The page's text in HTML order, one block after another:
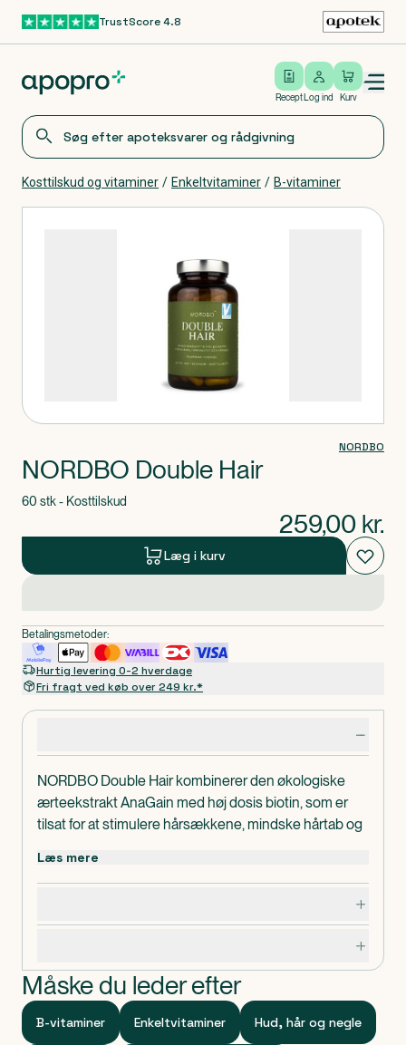
Gå til hovedindholdTrustScore 4.8
Recept
Log ind
Log ind Kurv
Open/close menu
Kosttilskud og vitaminer / Enkeltvitaminer / B-vitaminer
NORDBO Double Hair kombinerer den økologiske
ærteekstrakt AnaGain med høj dosis biotin, som er
tilsat for at stimulere hårsækkene, mindske hårtab og
AnaGain ekstraheres af artiskok. Biotin bidrager til at
bibeholde normalt hår.
Vær opmærksom på
Kosttilskud bør ikke træde i stedet for en varieret kost.
Klassificeret som
Læs mere
Måske du leder efter
B-vitaminer Enkeltvitaminer Hud, hår og negle
NORDBO
NORDBO Double Hair
60 stk - Kosttilskud
259,00 kr.
Læg i kurv
Betalingsmetoder:
Hurtig levering 0-2 hverdage
Fri fragt ved køb over 249 kr.*